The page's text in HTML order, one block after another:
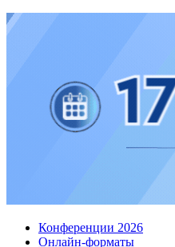
Конференции 2026
Онлайн-форматы